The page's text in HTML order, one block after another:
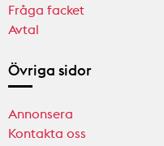
Fråga facket
Avtal
Övriga sidor
Annonsera
Kontakta oss